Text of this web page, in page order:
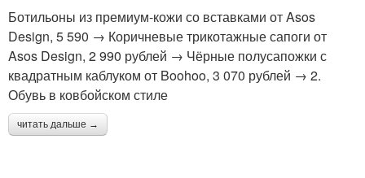
Ботильоны из премиум-кожи со вставками от Asos
Design, 5 590 → Коричневые трикотажные сапоги от
Asos Design, 2 990 рублей → Чёрные полусапожки с
квадратным каблуком от Boohoo, 3 070 рублей → 2.
Обувь в ковбойском стиле
читать дальше →